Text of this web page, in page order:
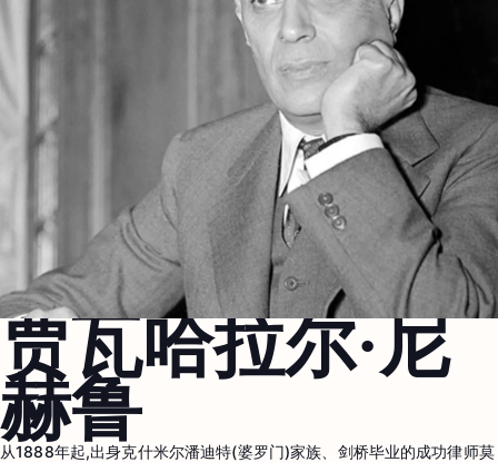
贾瓦哈拉尔·尼
赫鲁
从1888年起,出身克什米尔潘迪特(婆罗门)家族、剑桥毕业的成功律师莫